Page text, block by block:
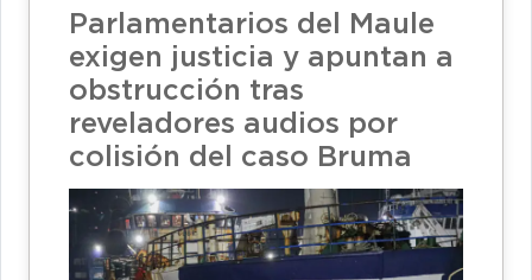
Parlamentarios del Maule
exigen justicia y apuntan a
obstrucción tras
reveladores audios por
colisión del caso Bruma